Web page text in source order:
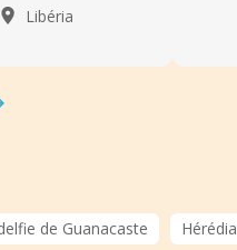
Libéria
de Guanacaste Hérédia